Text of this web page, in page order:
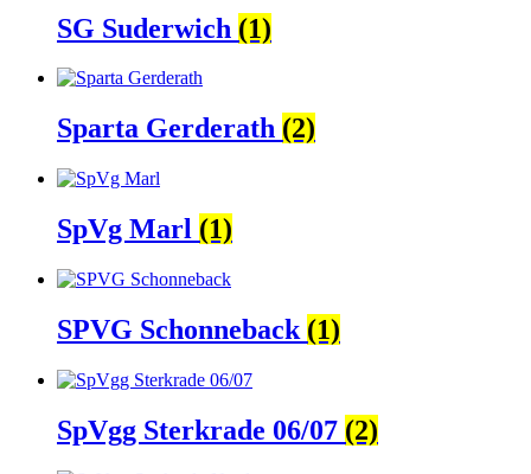
SG Suderwich (1)
Sparta Gerderath (2)
SpVg Marl (1)
SPVG Schonneback (1)
SpVgg Sterkrade 06/07 (2)